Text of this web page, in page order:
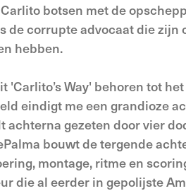
botsen met de
de corrupte advocaat die
hebben.
'Carlito’s Way' behoren tot
eindigt me een grandioze
achterna gezeten door vier
bouwt de tergende
montage, ritme en
die al eerder in gepolijste